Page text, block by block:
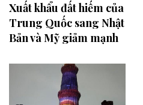
Xuất khẩu đất hiếm của
Trung Quốc sang Nhật
Bản và Mỹ giảm mạnh